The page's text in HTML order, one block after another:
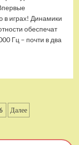
в играх! Динамики
обеспечат
Гц – почти в два
Далее